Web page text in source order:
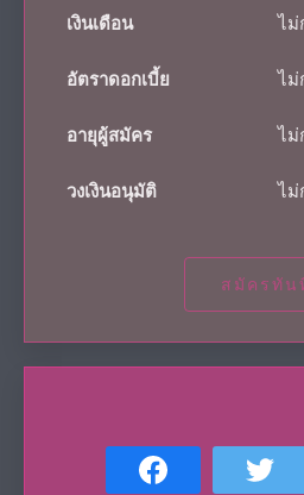
เงินเดือน
ไม่
อัตราดอกเบี้ย ไม่
อายุผู้สมัคร ไม่
วงเงินอนุมัติ ไม่
สมัครทัน